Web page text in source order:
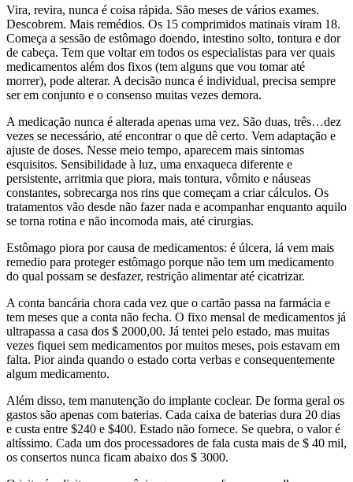
Vira, revira, nunca é coisa rápida. São meses de vários exames.
Descobrem. Mais remédios. Os 15 comprimidos matinais viram 18.
Começa a sessão de estômago doendo, intestino solto, tontura e dor
de cabeça. Tem que voltar em todos os especialistas para ver quais
medicamentos além dos fixos (tem alguns que vou tomar até
morrer), pode alterar. A decisão nunca é individual, precisa sempre
ser em conjunto e o consenso muitas vezes demora.
A medicação nunca é alterada apenas uma vez. São duas, três…dez
vezes se necessário, até encontrar o que dê certo. Vem adaptação e
ajuste de doses. Nesse meio tempo, aparecem mais sintomas
esquisitos. Sensibilidade à luz, uma enxaqueca diferente e
persistente, arritmia que piora, mais tontura, vômito e náuseas
constantes, sobrecarga nos rins que começam a criar cálculos. Os
tratamentos vão desde não fazer nada e acompanhar enquanto aquilo
se torna rotina e não incomoda mais, até cirurgias.
Estômago piora por causa de medicamentos: é úlcera, lá vem mais
remedio para proteger estômago porque não tem um medicamento
do qual possam se desfazer, restrição alimentar até cicatrizar.
A conta bancária chora cada vez que o cartão passa na farmácia e
tem meses que a conta não fecha. O fixo mensal de medicamentos já
ultrapassa a casa dos $ 2000,00. Já tentei pelo estado, mas muitas
vezes fiquei sem medicamentos por muitos meses, pois estavam em
falta. Pior ainda quando o estado corta verbas e consequentemente
algum medicamento.
Além disso, tem manutenção do implante coclear. De forma geral os
gastos são apenas com baterias. Cada caixa de baterias dura 20 dias
e custa entre $240 e $400. Estado não fornece. Se quebra, o valor é
altíssimo. Cada um dos processadores de fala custa mais de $ 40 mil,
os consertos nunca ficam abaixo dos $ 3000.